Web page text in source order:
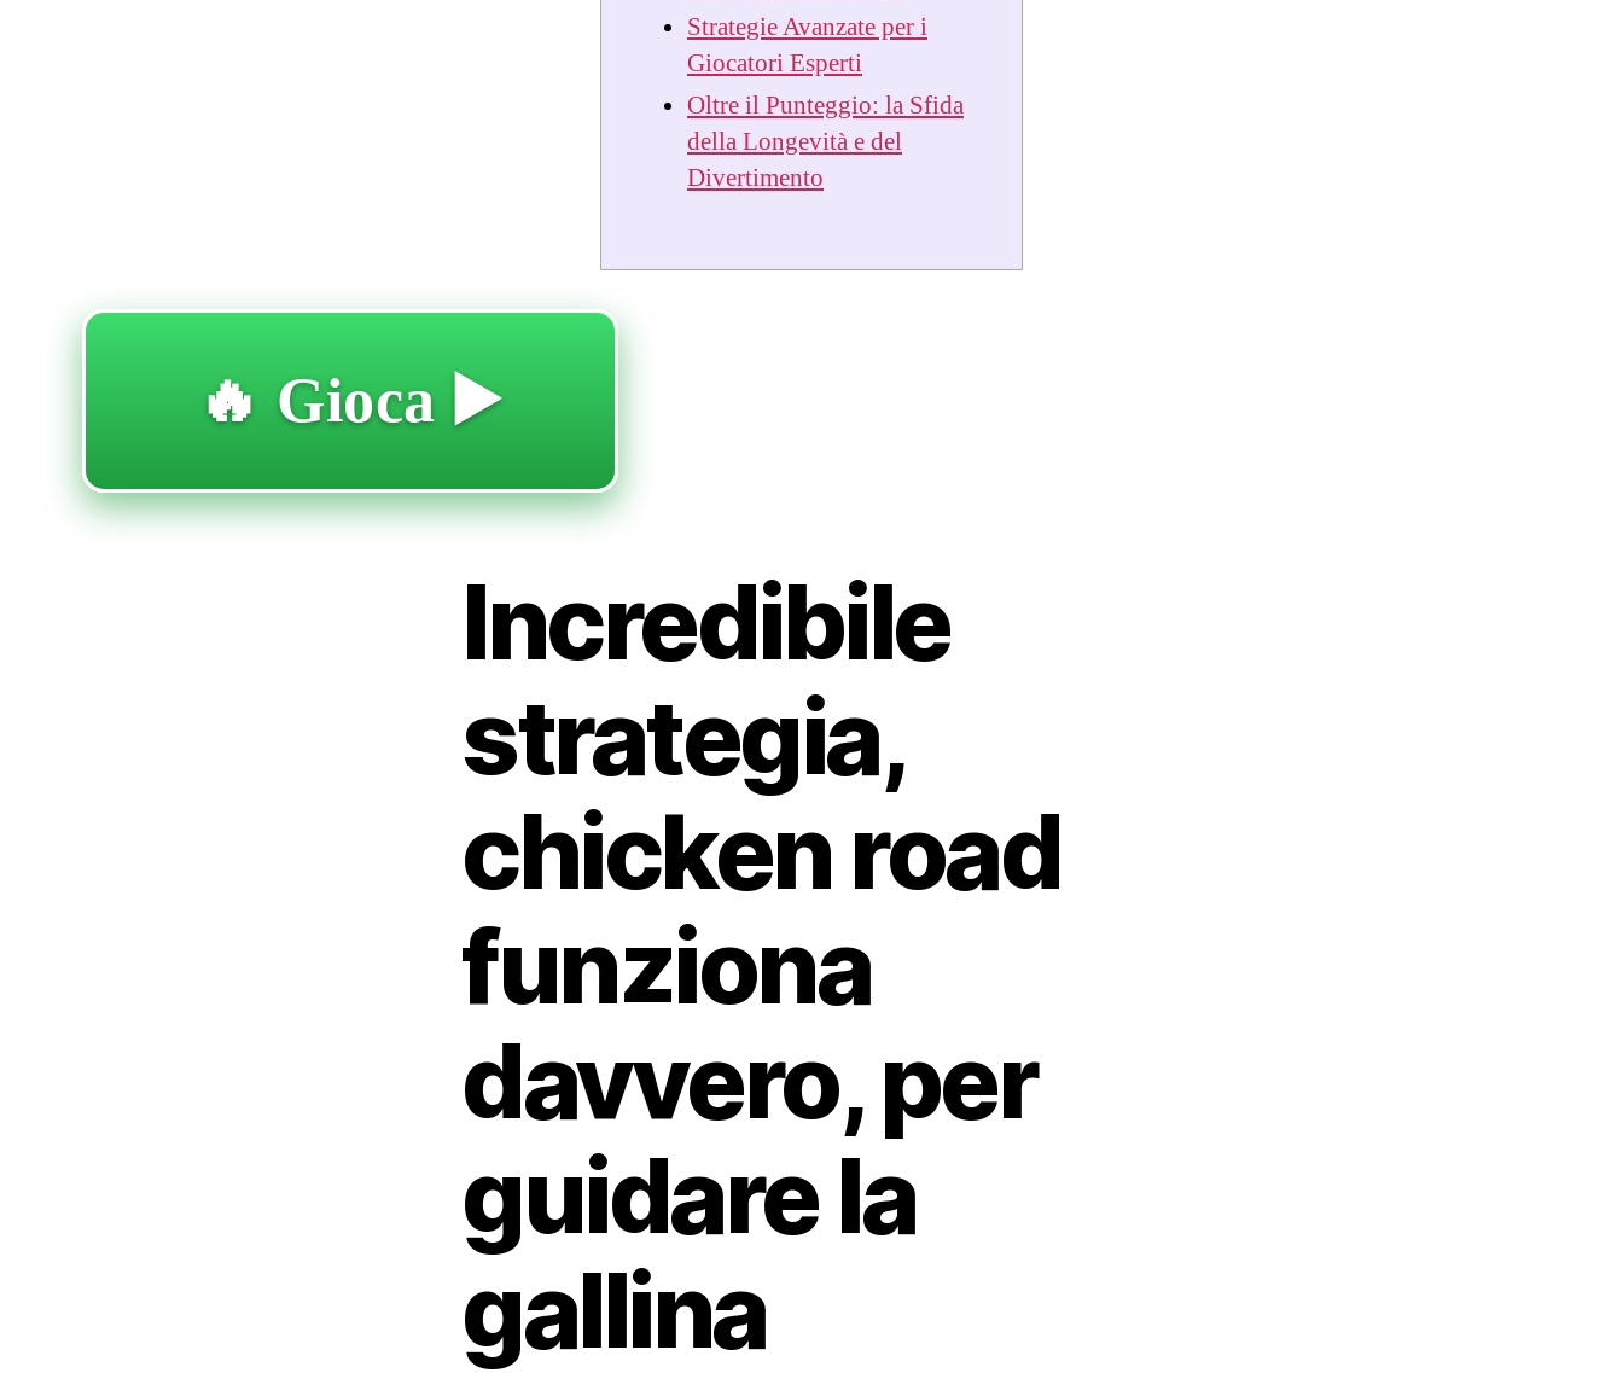
Strategie Avanzate per i
Giocatori Esperti
Oltre il Punteggio: la Sfida
della Longevità e del
Divertimento
🔥 Gioca ▶️
Incredibile
strategia,
chicken road
funziona
davvero, per
guidare la
gallina